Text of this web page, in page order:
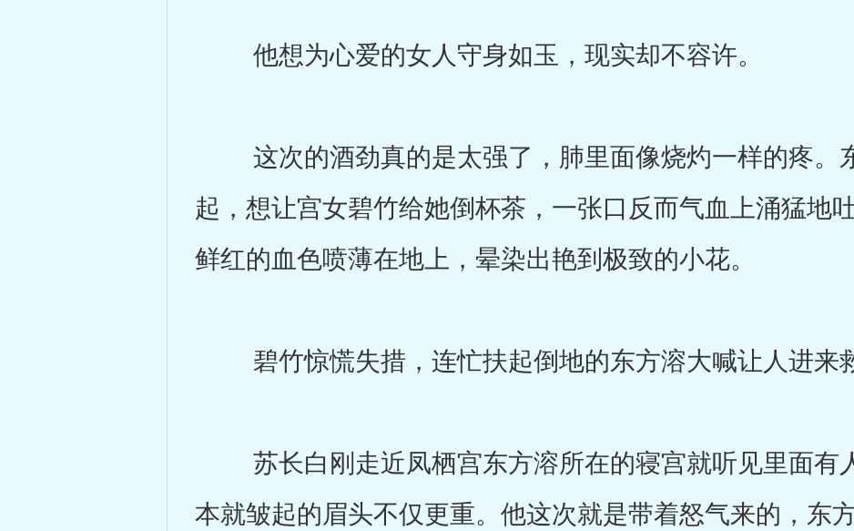
他想为心爱的女人守身如玉，现实却不容许。
这次的酒劲真的是太强了，肺里面像烧灼一样的疼。
起，想让宫女碧竹给她倒杯茶，一张口反而气血上涌猛地
鲜红的血色喷薄在地上，晕染出艳到极致的小花。
碧竹惊慌失措，连忙扶起倒地的东方溶大喊让人进来救
苏长白刚走近凤栖宫东方溶所在的寝宫就听见里面有
本就皱起的眉头不仅更重。他这次就是带着怒气来的，东